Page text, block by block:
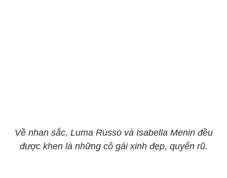
Về nhan sắc, Luma Russo và Isabella Menin đều
được khen là những cô gái xinh đẹp, quyến rũ.